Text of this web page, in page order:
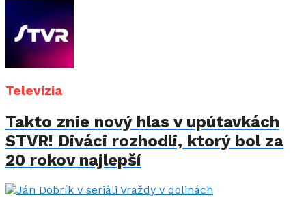
Televízia
Takto znie nový hlas v upútavkách
STVR! Diváci rozhodli, ktorý bol za
20 rokov najlepší